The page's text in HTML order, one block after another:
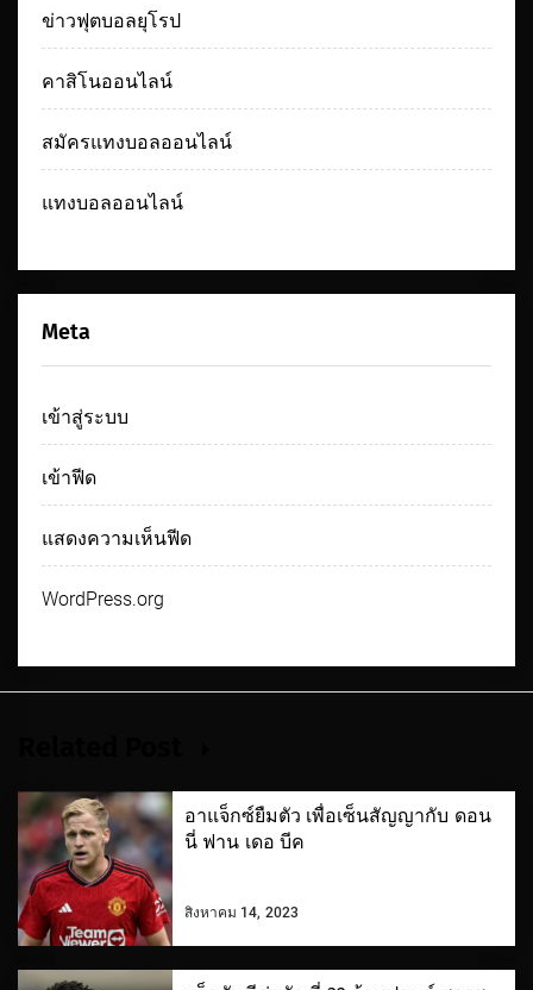
ข่าวฟุตบอลยุโรป
คาสิโนออนไลน์
สมัครแทงบอลออนไลน์
แทงบอลออนไลน์
Meta
เข้าสู่ระบบ
เข้าฟีด
แสดงความเห็นฟีด
WordPress.org
อาแจ็กซ์ยืมตัว เพื่อเซ็นสัญญากับ ดอน
นี่ ฟาน เดอ บีค
สิงหาคม 14, 2023